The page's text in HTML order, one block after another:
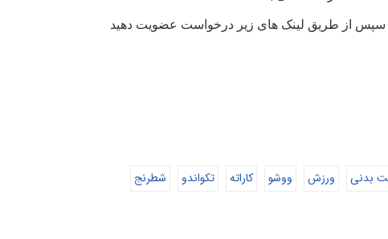
سپس از طریق لینک های زیر درخواست عضویت دهید
بدنی ورزش ووشو کاراته تکواندو
شطرنج